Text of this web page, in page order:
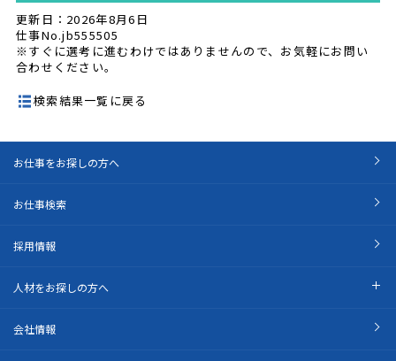
更新日：2026年8月6日
仕事No.jb555505
※すぐに選考に進むわけではありませんので、お気軽にお問い
合わせください。
検索結果一覧に戻る
お仕事をお探しの方へ
お仕事検索
採用情報
人材をお探しの方へ
会社情報